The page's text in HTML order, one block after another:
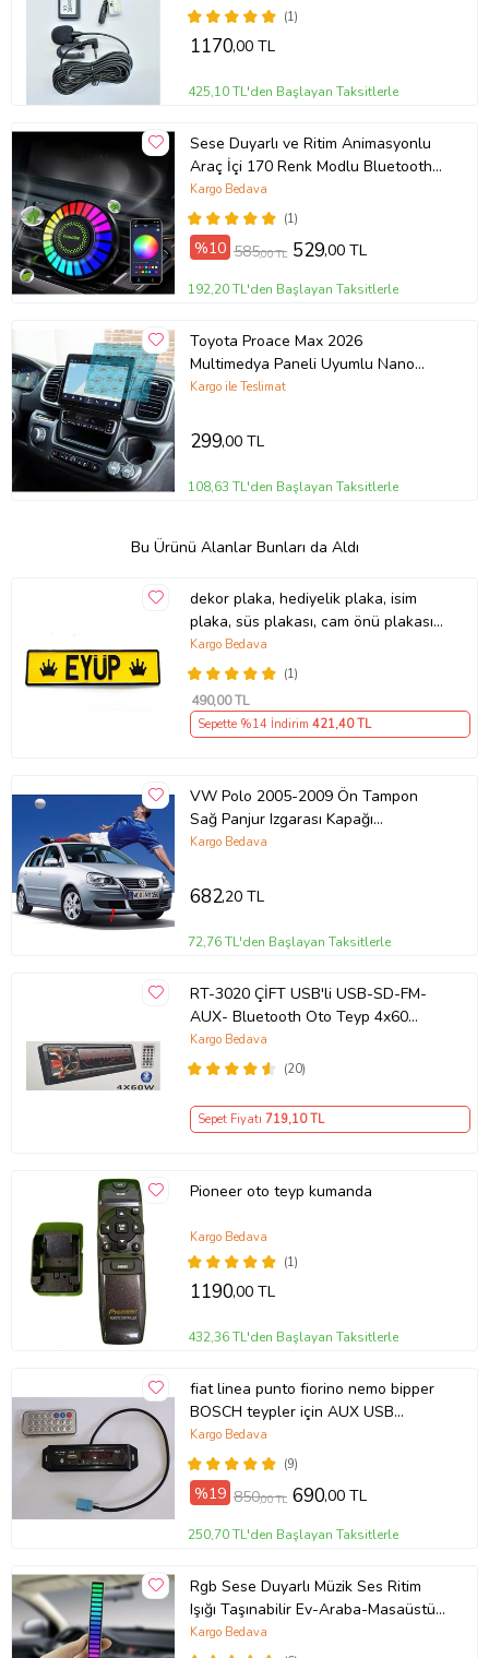
(1)
1170,00 TL
425,10 TL'den Başlayan Taksitlerle
Sese Duyarlı ve Ritim Animasyonlu
Araç İçi 170 Renk Modlu Bluetooth
Özellikli ve Kokulu Ekolayzer
Sevgililer Günü Hediyesi
(1)
Kargo Bedava
%10 585,00 TL 529,00 TL
192,20 TL'den Başlayan Taksitlerle
Toyota Proace Max 2026
Multimedya Paneli Uyumlu Nano
Cam Ekran Koruyucu
Kargo ile Teslimat
299,00 TL
108,63 TL'den Başlayan Taksitlerle
Bu Ürünü Alanlar Bunları da Aldı
dekor plaka, hediyelik plaka, isim
plaka, süs plakası, cam önü plakası,
tırcı plakası (Sarı-Siyah)
(1)
Kargo Bedava
490,00 TL
Sepette %14 İndirim 421,40 TL
VW Polo 2005-2009 Ön Tampon
Sağ Panjur Izgarası Kapağı
6Q0853666E
Kargo Bedava
682,20 TL
72,76 TL'den Başlayan Taksitlerle
RT-3020 ÇİFT USB'li USB-SD-FM-
AUX- Bluetooth Oto Teyp 4x60
Watt
(20)
Kargo Bedava
Sepet Fiyatı 719,10 TL
Pioneer oto teyp kumanda
(1)
Kargo Bedava
1190,00 TL
432,36 TL'den Başlayan Taksitlerle
fiat linea punto fiorino nemo bipper
BOSCH teypler için AUX USB
(9)
Kargo Bedava
%19 850,00 TL 690,00 TL
250,70 TL'den Başlayan Taksitlerle
Rgb Sese Duyarlı Müzik Ses Ritim
Işığı Taşınabilir Ev-Araba-Masaüstü
Ekolayzer Led Çubuk Lamba
Kargo Bedava